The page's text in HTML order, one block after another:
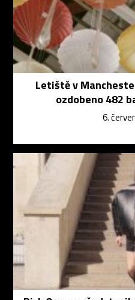
Letiště v
ozdobeno 482
6.